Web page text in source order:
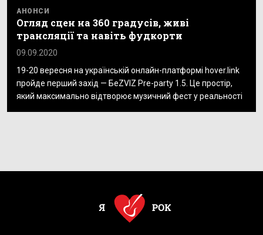
АНОНСИ
Огляд сцен на 360 градусів, живі
трансляції та навіть фудкорти
09.09.2020
19-20 вересня на українській онлайн-платформі hover.link
пройде перший захід — БеZVIZ Pre-party 1.5. Це простір,
який максимально відтворює музичний фест у реальності